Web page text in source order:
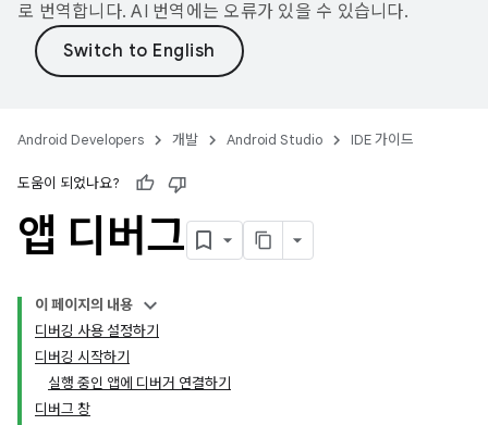
로 번역합니다. AI 번역에는 오류가 있을 수 있습니다.
Android Developers 개발 Android Studio IDE 가이드
도움이 되었나요?
앱 디버그
이 페이지의 내용
디버깅 사용 설정하기
디버깅 시작하기
실행 중인 앱에 디버거 연결하기
디버그 창